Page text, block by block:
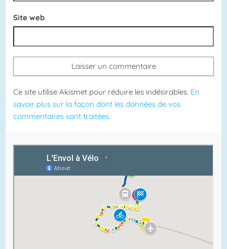
Site web
Ce site utilise Akismet pour réduire les indésirables. En
savoir plus sur la façon dont les données de vos
commentaires sont traitées.